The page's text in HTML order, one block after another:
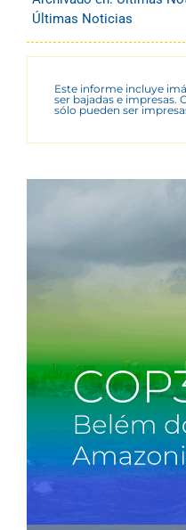
Últimas Noticias
Este informe incluye
ser bajadas e impresas.
sólo pueden ser